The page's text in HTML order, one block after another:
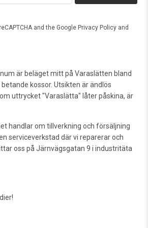
and the Google Privacy Policy and
är beläget mitt på Varaslätten bland
kossor. Utsikten är ändlös
uttrycket "Varaslätta" låter påskina, är
handlar om tillverkning och försäljning
serviceverkstad där vi reparerar och
oss på Järnvägsgatan 9 i industritäta